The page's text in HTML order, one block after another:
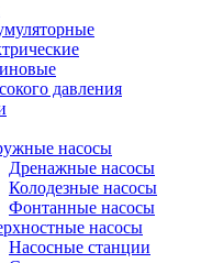
давления
насосы
Дренажные насосы
Колодезные насосы
Фонтанные насосы
насосы
Насосные станции